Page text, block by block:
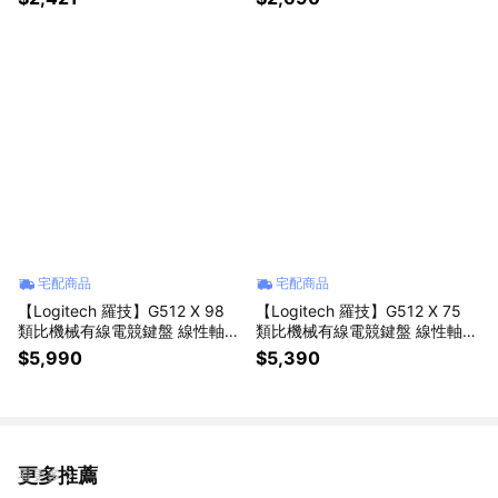
宅配商品
【Logitech 羅技】G512 X 98
類比機械有線電競鍵盤 線性軸｜
白色
$5,990
宅配商品
【Logitech 羅技】G512 X 75
類比機械有線電競鍵盤 線性軸｜
白色
$5,390
更多推薦
看更多